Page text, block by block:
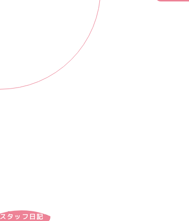
スタッフ日記